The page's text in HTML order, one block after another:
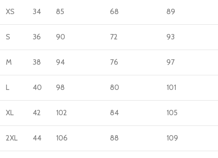
XS 34 85 68 89
S 36 90 72 93
M 38 94 76 97
L 40 98 80 101
XL 42 102 84 105
2XL 44 106 88 109